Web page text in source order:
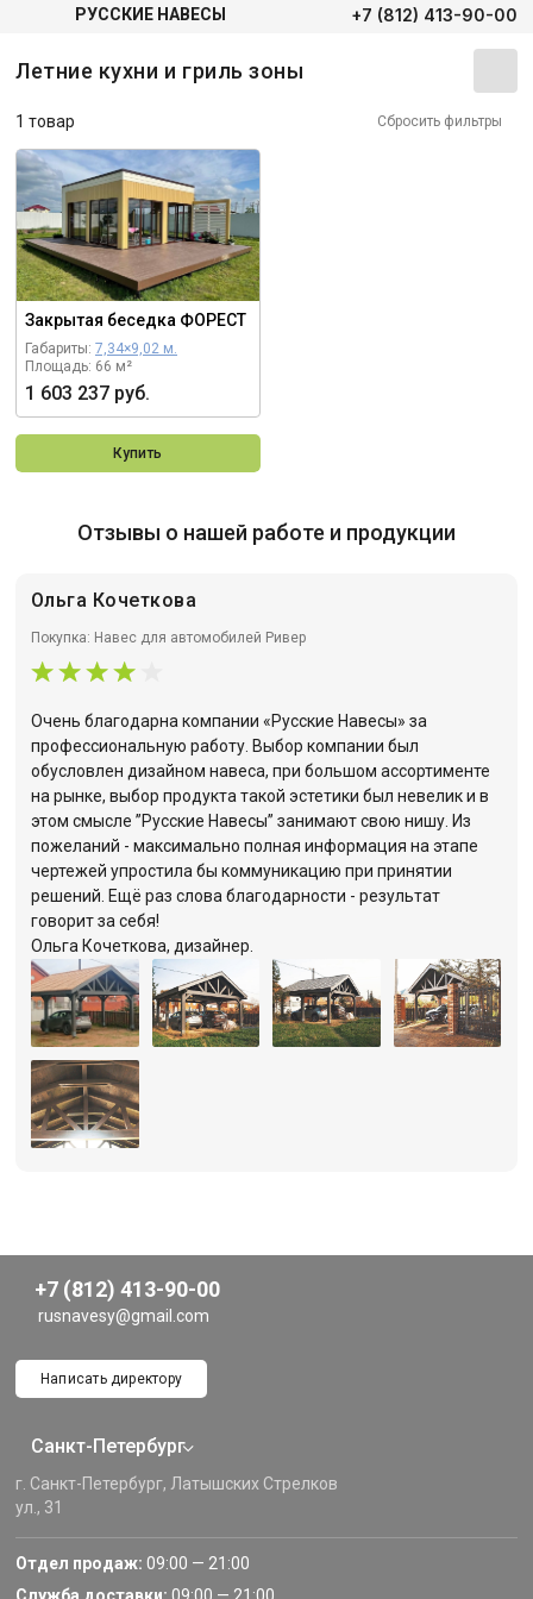
РУССКИЕ НАВЕСЫ +7 (812) 413-90-00
Летние кухни и гриль зоны
1 товар Сбросить фильтры
Закрытая беседка ФОРЕСТ
Габариты: 7,34×9,02 м.
Площадь: 66 м²
1 603 237 руб.
Купить
Отзывы о нашей работе и продукции
Ольга Кочеткова
Покупка: Навес для автомобилей Ривер
Очень благодарна компании «Русские Навесы» за
профессиональную работу. Выбор компании был
обусловлен дизайном навеса, при большом ассортименте
на рынке, выбор продукта такой эстетики был невелик и в
этом смысле ”Русские Навесы” занимают свою нишу. Из
пожеланий - максимально полная информация на этапе
чертежей упростила бы коммуникацию при принятии
решений. Ещё раз слова благодарности - результат
говорит за себя!
Ольга Кочеткова, дизайнер.
+7 (812) 413-90-00
rusnavesy@gmail.com
Написать директору
Санкт-Петербург
г. Санкт-Петербург, Латышских Стрелков
ул., 31
Отдел продаж: 09:00 — 21:00